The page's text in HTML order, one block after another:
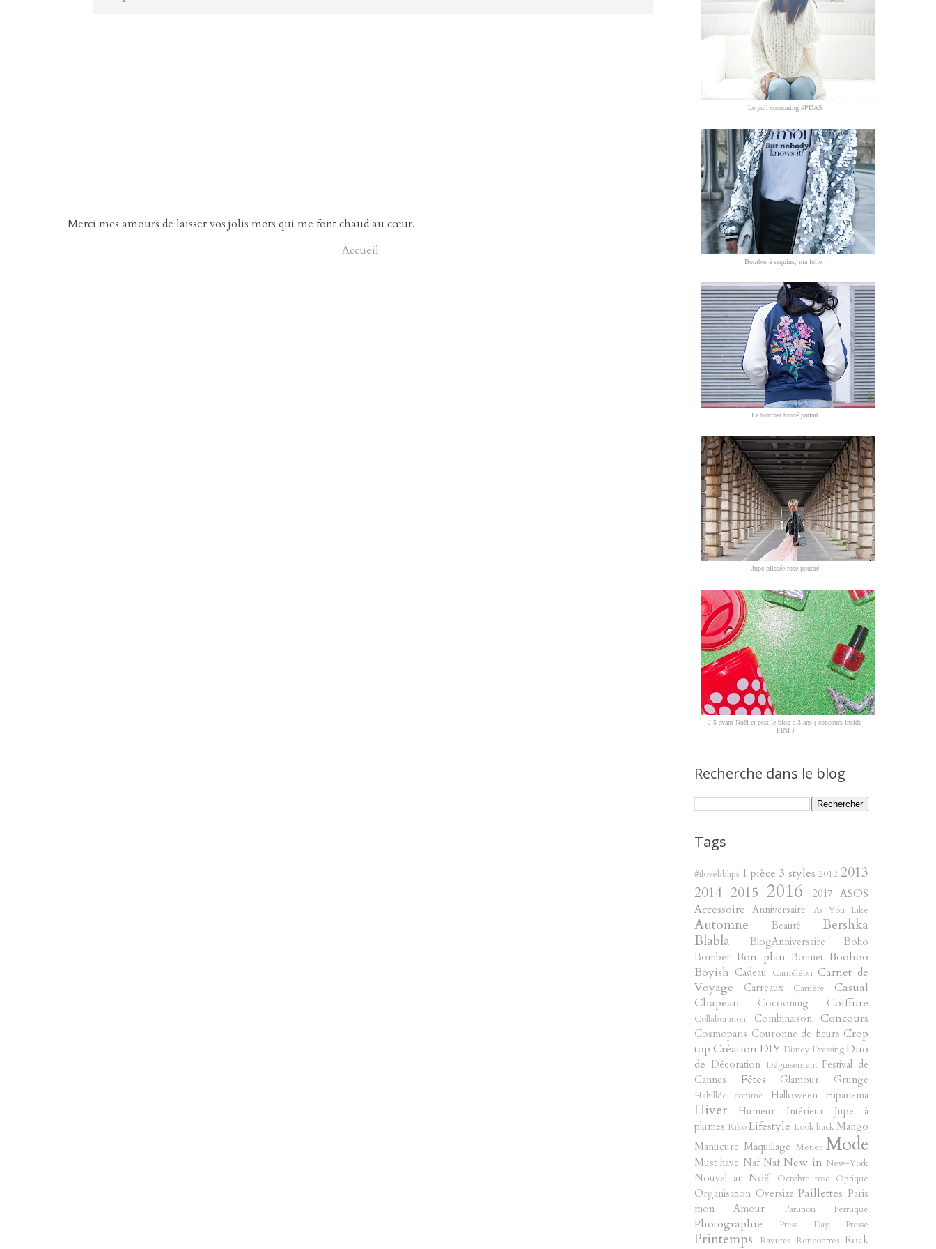
Merci mes amours de laisser vos jolis mots qui me font chaud au cœur.
Accueil
Le pull cocooning #PDAS
Bomber à sequins, ma folie !
Le bomber brodé parfait
Jupe plissée rose poudré
J-5 avant Noël et psst le blog a 3 ans ( concours inside
FINI )
Recherche dans le blog
Tags
#ilovebblips 1 pièce 3 styles 2012 2013
2014 2015 2016 2017 ASOS
Accessoire Anniversaire As You Like
Automne Beauté
Bershka
Blabla
BlogAnniversaire
Boho
Bomber Bon plan Bonnet Boohoo
Boyish Cadeau Caméléon Carnet de
Voyage
Carreaux Carrière
Casual
Chapeau
Cocooning Coiffure
Collaboration Combinaison Concours
Cosmoparis Couronne de fleurs Crop
top Création DIY Disney DressingDuo
de Décoration Déguisement Festival de
Cannes
Fêtes Glamour Grunge
Habillée comme Halloween Hipanema
Hiver Humeur Intérieur
Jupe à
plumes KikoLifestyle Look back Mango
Manucure Maquillage Metier Mode
Must have Naf Naf New in New-York
Nouvel an Noël Octobre rose Optique
Organisation Oversize Paillettes Paris
mon Amour
Parution Perruque
Photographie Press Day Presse
Printemps Rayures Rencontres Rock